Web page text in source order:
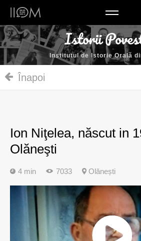
Institutul de Istorie
Institutul de Istorie Orală
Înapoi
Ion Niţelea, născut in
Olăneşti
4 min 7033 Olănești